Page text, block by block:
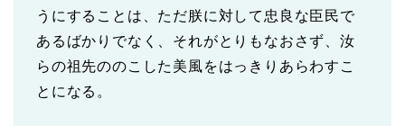
うにすることは、ただ朕に対して忠良な臣民で
あるばかりでなく、それがとりもなおさず、汝
らの祖先ののこした美風をはっきりあらわすこ
とになる。